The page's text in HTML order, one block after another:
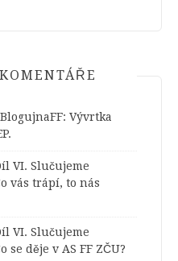
: Vývrtka
VI. Slučujeme
vás trápí, to nás
VI. Slučujeme
se děje v AS FF ZČU?